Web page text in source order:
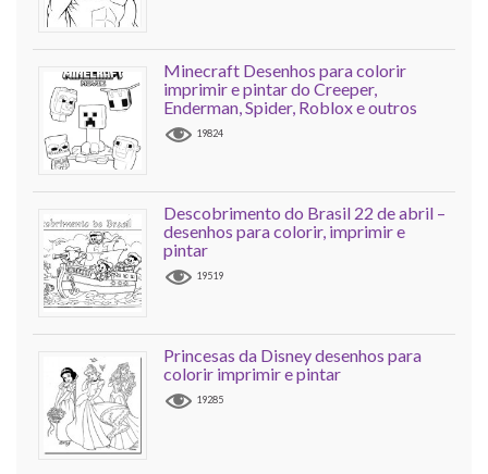
Minecraft Desenhos para colorir
imprimir e pintar do Creeper,
Enderman, Spider, Roblox e outros
19824
Descobrimento do Brasil 22 de abril –
desenhos para colorir, imprimir e
pintar
19519
Princesas da Disney desenhos para
colorir imprimir e pintar
19285